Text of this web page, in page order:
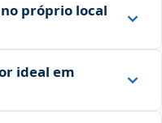
próprio local
ideal em